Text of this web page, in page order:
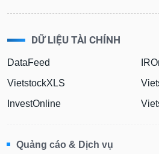
DỮ LIỆU TÀI CHÍNH
DataFeed
VietstockXLS
InvestOnline
Quảng cáo & Dịch vụ
tài
cụ